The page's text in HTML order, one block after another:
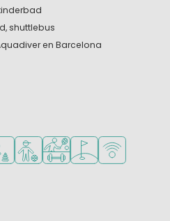
shuttlebus
en Barcelona
zee
zwembadvoor jonge kinderen
Aanbevolen voor tieners
Veel mogelijkheden om
Golfbaan in de buurt
WiFi